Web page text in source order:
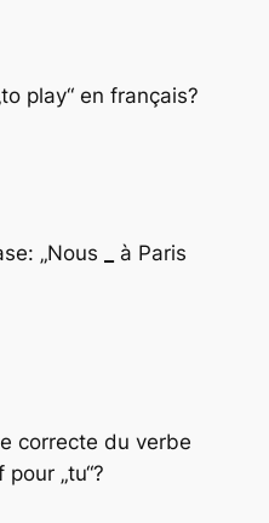
play“ en français?
„Nous
à Paris
correcte du verbe
pour „tu“?